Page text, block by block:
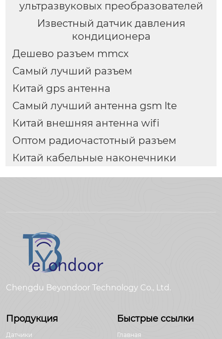
ультразвуковых преобразователей
Известный датчик давления
кондиционера
Дешево разъем mmcx
Самый лучший разъем
Китай gps антенна
Самый лучший антенна gsm lte
Китай внешняя антенна wifi
Оптом радиочастотный разъем
Китай кабельные наконечники
Chengdu Beyondoor Technology Co., Ltd.
Продукция
Датчики
Быстрые ссылки
Главная